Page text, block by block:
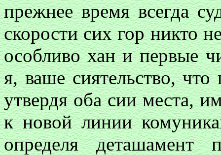
прежнее время всегда
скорости сих гор никто
особливо хан и первые
я, ваше сиятельство,
утвердя оба сии места,
к новой линии
определя деташамент